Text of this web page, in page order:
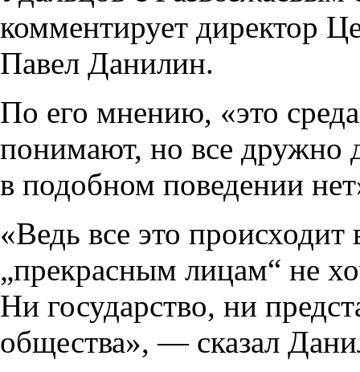
комментирует директор
Павел Данилин.
По его мнению, «это
понимают, но все дружно
в подобном поведении
«Ведь все это
„прекрасным лицам“ не
Ни государство, ни
общества», — сказал